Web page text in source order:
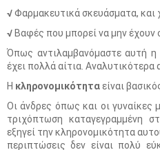
√Φαρμακευτικά σκευάσματα, και
√ Βαφές που μπορεί να μην έχουν
Όπως αντιλαμβανόμαστε αυτή η
έχει πολλά αίτια.
Η κληρονομικότηταείναι
Οι άνδρες όπως και οι γυναίκες
τριχόπτωση καταγεγραμμένη
εξηγεί την κληρονομικότητα
περιπτώσεις δεν είναι πολύ